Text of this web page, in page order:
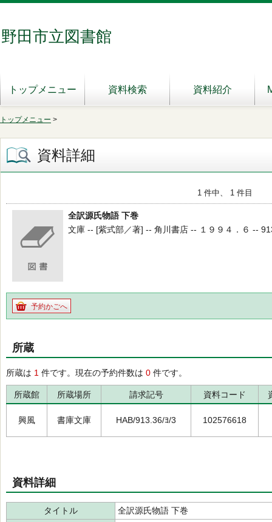
野田市立図書館
トップメニュー 資料検索 資料紹介
トップメニュー >
資料詳細
1 件中、 1 件目
全訳源氏物語 下巻
文庫 -- [紫式部／著] -- 角川書店 -- １９９４．６ --
予約かごへ
所蔵
所蔵は 1 件です。現在の予約件数は 0 件です。
所蔵館 所蔵場所 請求記号 資料コード
興風 書庫文庫 HAB/913.36/ﾖ/3 102576618
資料詳細
タイトル
全訳源氏物語 下巻